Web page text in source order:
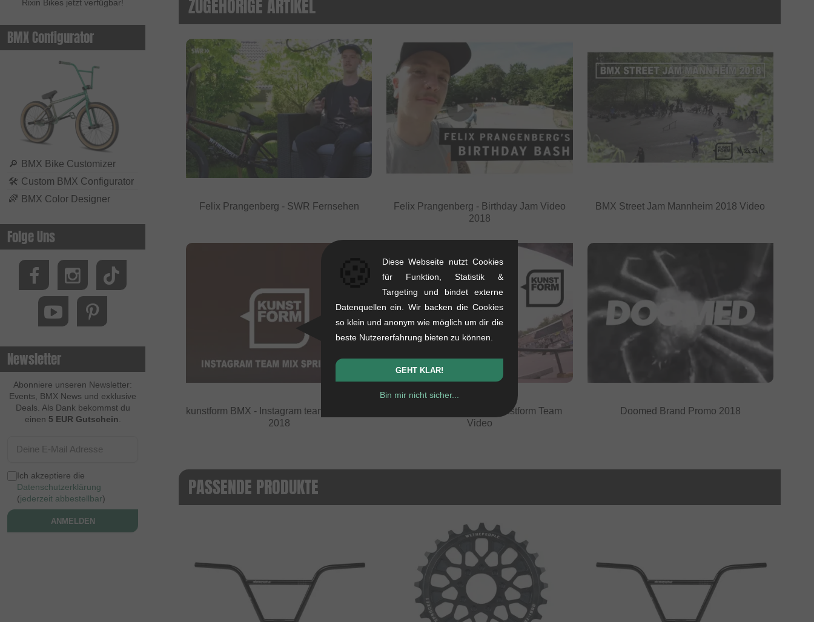
Rixin Bikes jetzt verfügbar!
BMX Configurator
🔎 BMX Bike Customizer
🛠 Custom BMX Configurator
🌈 BMX Color Designer
Folge Uns
Newsletter
Abonniere unseren Newsletter:
Events, BMX News und exklusive
Deals. Als Dank bekommst du
einen 5 EUR Gutschein
Ich akzeptiere die
Datenschutzerklärung
(jederzeit abbestellbar)
ANMELDEN
ZUGEHÖRIGE ARTIKEL
Felix Prangenberg - SWR Fernsehen
Felix Prangenberg - Birthday Jam Video
2018
BMX Street Jam Mannheim 2018 Video
kunstform BMX - Instagram team mix spring
2018
Highway to Hill 2018 - kunstform Team
Video
Doomed Brand Promo 2018
PASSENDE PRODUKTE
Diese Webseite nutzt Cookies
für Funktion, Statistik &
Targeting und bindet externe
Datenquellen ein. Wir backen die Cookies
so klein und anonym wie möglich um dir die
beste Nutzererfahrung bieten zu können.
GEHT KLAR!
Bin mir nicht sicher...